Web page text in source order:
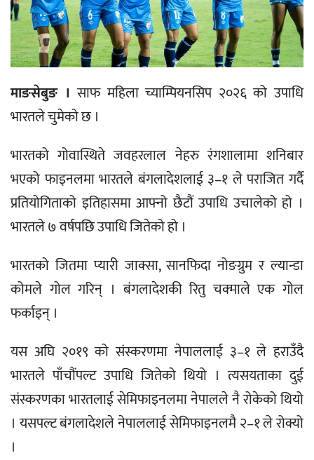
माङसेबुङ । साफ महिला च्याम्पियनसिप २०२६ को उपाधि
भारतले चुमेको छ ।
भारतको गोवास्थिते जवहरलाल नेहरु रंगशालामा शनिबार
भएको फाइनलमा भारतले बंगलादेशलाई ३–१ ले पराजित गर्दै
प्रतियोगिताको इतिहासमा आफ्नो छैटौं उपाधि उचालेको हो ।
भारतले ७ वर्षपछि उपाधि जितेको हो ।
भारतको जितमा प्यारी जाक्सा, सानफिदा नोङग्रुम र ल्यान्डा
कोमले गोल गरिन् । बंगलादेशकी रितु चक्माले एक गोल
फर्काइन् ।
यस अघि २०१९ को संस्करणमा नेपाललाई ३–१ ले हराउँदै
भारतले पाँचौंपल्ट उपाधि जितेको थियो । त्यसयताका दुई
संस्करणका भारतलाई सेमिफाइनलमा नेपालले नै रोकेको थियो
। यसपल्ट बंगलादेशले नेपाललाई सेमिफाइनलमै २–१ ले रोक्यो
।